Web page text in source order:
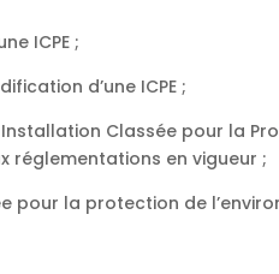
ICPE ;
d’une ICPE ;
Classée pour la
réglementations en vigueur ;
pour la protection de